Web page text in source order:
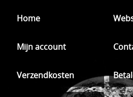
Home
Mijn account
Verzendkosten